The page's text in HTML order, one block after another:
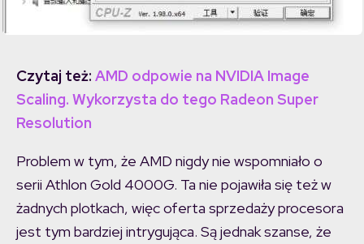
Czytaj też: AMD odpowie na NVIDIA Image
Scaling. Wykorzysta do tego Radeon Super
Resolution
Problem w tym, że AMD nigdy nie wspomniało o
serii Athlon Gold 4000G. Ta nie pojawiła się też w
żadnych plotkach, więc oferta sprzedaży procesora
jest tym bardziej intrygująca. Są jednak szanse, że